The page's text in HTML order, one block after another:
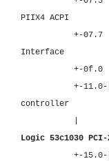
PIIX4 ACPI
+-07.7
Interface
+-0f.0
+-11.0-[02]–+-
controller
| \-
Logic 53c1030
+-15.0-[03]—-